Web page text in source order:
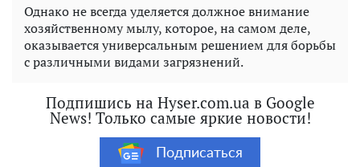
Однако не всегда уделяется должное внимание
хозяйственному мылу, которое, на самом деле,
оказывается универсальным решением для борьбы
с различными видами загрязнений.
Подпишись на Hyser.com.ua в Google
News! Только самые яркие новости!
Подписаться